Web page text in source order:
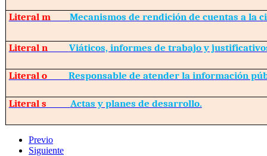
Literal m Mecanismos de rendición de cuentas a la
Literal n Viáticos, informes de trabajo y
Literal o Responsable de atender la información
Literal s Actas y planes de desarrollo.
Previo
Siguiente